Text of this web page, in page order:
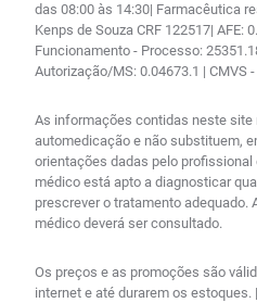
das 08:00 às 14:30| Farmacêutica
Kenps de Souza CRF 122517| AFE:
Funcionamento - Processo:
Autorização/MS: 0.04673.1 | CMVS
As informações contidas neste site
automedicação e não substituem,
orientações dadas pelo profissional
médico está apto a diagnosticar
prescrever o tratamento
médico deverá ser consultado.
Os preços e as promoções são
internet e até durarem os